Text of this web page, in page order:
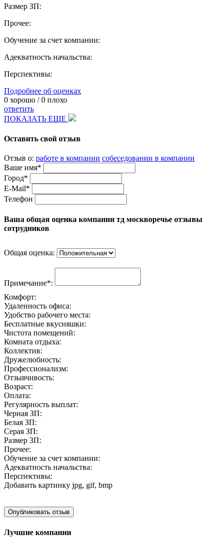
Размер ЗП:
Прочее:
Обучение за счет компании:
Адекватность начальства:
Перспективы:
Подробнее об оценках
0 хорошо /0 плохо
ответить
ПОКАЗАТЬ ЕЩЕ
Оставить свой отзыв
Отзыв о: работе в компании собеседовании в компании
Ваше имя*
Город*
E-Mail*
Телефон
Ваша общая оценка компании тд москворечье отзывы
сотрудников
Общая оценка:
Примечание*:
Комфорт:
Удаленность офиса:
Удобство рабочего места:
Бесплатные вкусняшки:
Чистота помещений:
Комната отдыха:
Коллектив:
Дружелюбность:
Профессионализм:
Отзывчивость:
Возраст:
Оплата:
Регулярность выплат:
Черная ЗП:
Белая ЗП:
Серая ЗП:
Размер ЗП:
Прочее:
Обучение за счет компании:
Адекватность начальства:
Перспективы:
Добавить картинку jpg, gif, bmp
Лучшие компании